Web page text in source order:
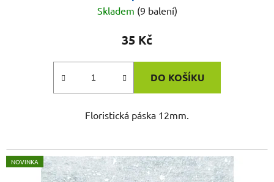
Skladem (9 balení)
35 Kč
DO KOŠÍKU
Floristická páska 12mm.
NOVINKA